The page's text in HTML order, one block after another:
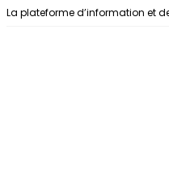
Aller au contenu
La plateforme d’information et